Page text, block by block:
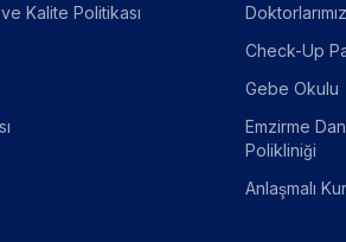
Kalite Politikası
Doktorlarımız
Check-Up
Gebe Okulu
Emzirme
Polikliniği
Anlaşmalı